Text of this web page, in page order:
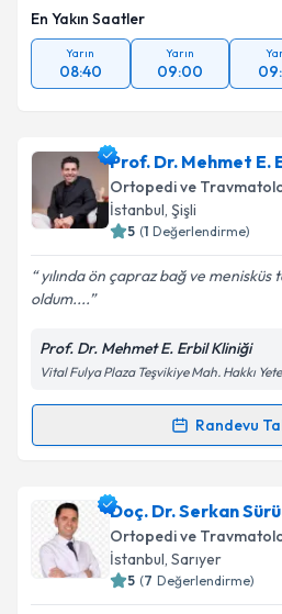
En Yakın Saatler
Yarın
08:40
Yarın
09:00
Prof. Dr. Mehmet E.
Ortopedi ve
İstanbul, Şişli
5 (1 Değerlendirme)
yılında ön çapraz bağ ve menisküs
oldum....
Prof. Dr. Mehmet E. Erbil Kliniği
Vital Fulya Plaza Teşvikiye Mah. Hakkı
Randevu
Randevu Takvimi Talebi
Prof. Dr. Mehmet E. Erdil
oluşturun. Size bu uzmandan
takvim hazırlandığında e-
Doç. Dr. Serkan
Ortopedi ve
İstanbul, Sarıyer
5 (7 Değerlendirme)